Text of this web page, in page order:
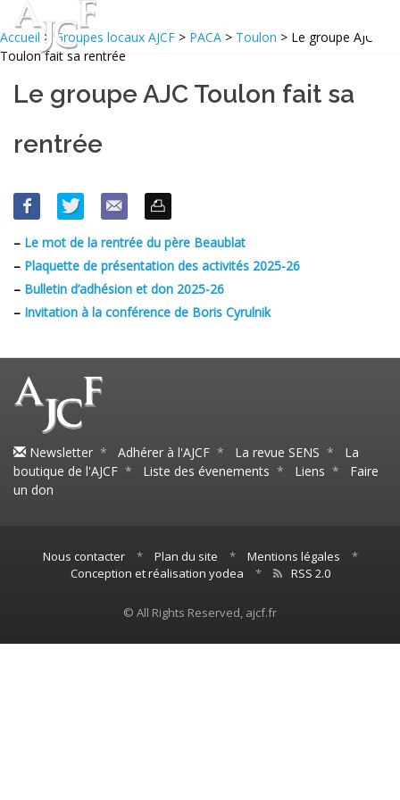
Accueil >Groupes locaux AJCF > PACA > Toulon > Le groupe AJC
Toulon fait sa rentrée
Le groupe AJC Toulon fait sa
rentrée
– Le mot de la rentrée du père Beaublat
– Plaquette de présentation des activités 2025-26
– Bulletin d’adhésion et don 2025-26
– Invitation à la conférence de Boris Cyrulnik
Newsletter * Adhérer à l'AJCF * La revue SENS * La
boutique de l'AJCF * Liste des évenements * Liens * Faire
un don
Nous contacter * Plan du site * Mentions légales
*
Conception et réalisation yodea
* RSS 2.0
© All Rights Reserved, ajcf.fr